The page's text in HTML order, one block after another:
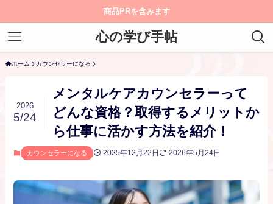
商品PRを含みます
心の学び手帖
ホーム カウンセラーになる
メンタルケアカウンセラーって
どんな資格？取得するメリットか
ら仕事に活かす方法を紹介！
2026
5/24
カウンセラーになる 2025年12月22日 2026年5月24日